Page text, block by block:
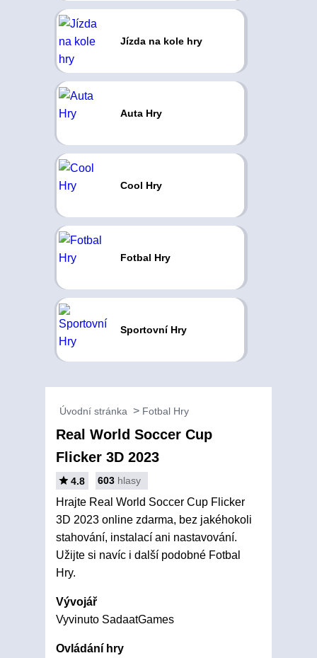
Jízda na kole hry
Auta Hry
Cool Hry
Fotbal Hry
Sportovní Hry
Úvodní stránka Fotbal Hry
Real World Soccer Cup
Flicker 3D 2023
4.8 603 hlasy
Hrajte Real World Soccer Cup Flicker
3D 2023 online zdarma, bez jakéhokoli
stahování, instalací ani nastavování.
Užijte si navíc i další podobné Fotbal
Hry.
Vývojář
Vyvinuto SadaatGames
Ovládání hry